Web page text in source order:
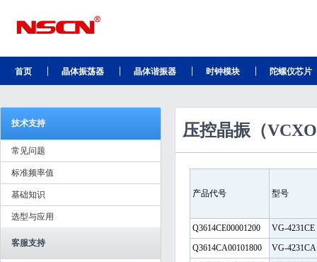
首页 晶体振荡器 晶体谐振器 时钟模块 陀螺仪芯片
技术支持
常见问题
标准频率值
基础知识
选型与应用
客服支持
压控晶振（
产品代号 型号
Q3614CE00001200
VG-4231CE
Q3614CA00101800
VG-4231CA